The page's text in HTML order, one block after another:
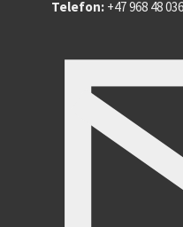
Telefon: +47 968 48 036